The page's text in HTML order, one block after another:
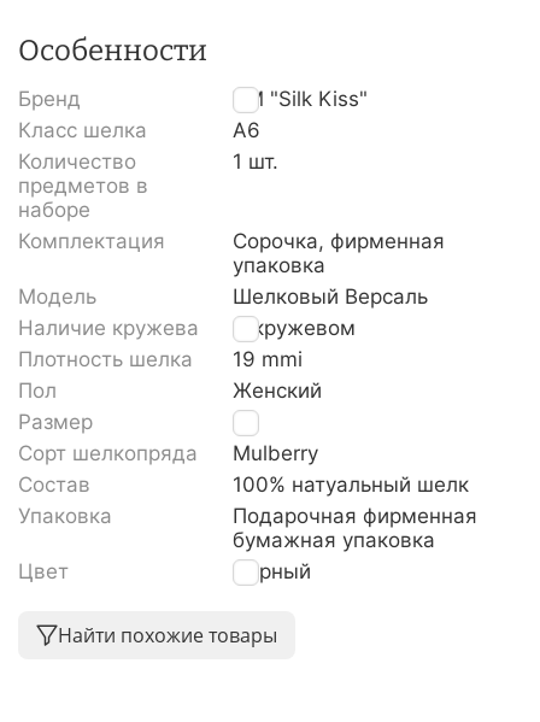
Особенности
Бренд
TM "Silk Kiss"
Класс шелка
A6
Количество
предметов в
наборе
1 шт.
Комплектация
Сорочка, фирменная
упаковка
Модель
Шелковый Версаль
Наличие кружева
С кружевом
Плотность шелка
19 mmi
Пол
Женский
Размер
S
Сорт шелкопряда
Mulberry
Состав
100% натуальный шелк
Упаковка
Подарочная фирменная
бумажная упаковка
Цвет
Черный
Найти похожие товары